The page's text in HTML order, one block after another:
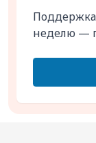
неделю —